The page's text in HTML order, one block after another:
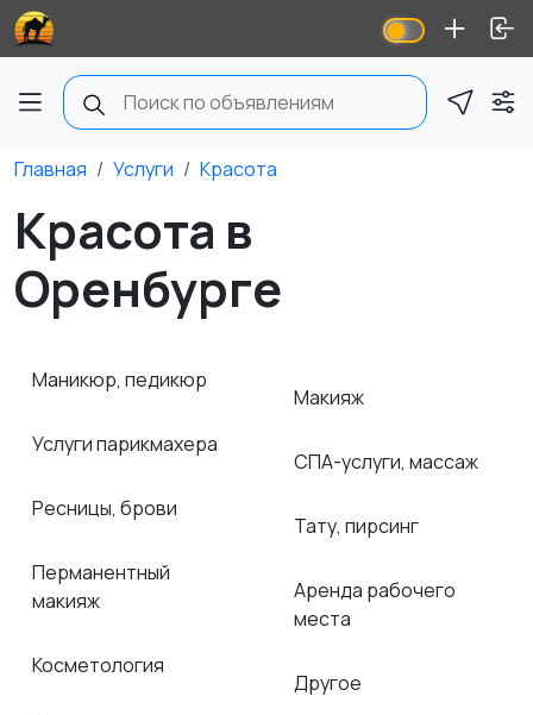
Главная Услуги Красота
Красота в
Оренбурге
Маникюр, педикюр
Услуги парикмахера
Ресницы, брови
Перманентный
макияж
Косметология
Макияж
СПА-услуги, массаж
Тату, пирсинг
Аренда рабочего
места
Другое